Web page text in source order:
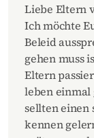
Liebe Eltern
Ich möchte
Beleid
gehen muss
Eltern
leben einmal
sellten einen
kennen